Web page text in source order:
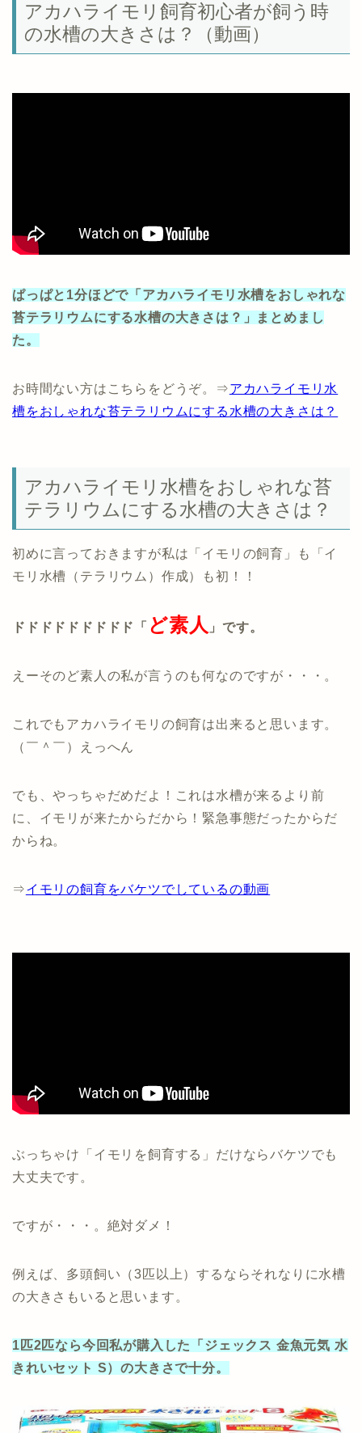
アカハライモリ飼育初心者が飼う時
の水槽の大きさは？（動画）
ぱっぱと1分ほどで「アカハライモリ水槽をおしゃれな
苔テラリウムにする水槽の大きさは？」まとめまし
た。
お時間ない方はこちらをどうぞ。⇒アカハライモリ水
槽をおしゃれな苔テラリウムにする水槽の大きさは？
アカハライモリ水槽をおしゃれな苔
テラリウムにする水槽の大きさは？
初めに言っておきますが私は「イモリの飼育」も「イ
モリ水槽（テラリウム）作成）も初！！
ドドドドドドドドド「 ど素人 」です。
えーそのど素人の私が言うのも何なのですが・・・。
これでもアカハライモリの飼育は出来ると思います。
（￣＾￣）えっへん
でも、やっちゃだめだよ！これは水槽が来るより前
に、イモリが来たからだから！緊急事態だったからだ
からね。
⇒イモリの飼育をバケツでしているの動画
ぶっちゃけ「イモリを飼育する」だけならバケツでも
大丈夫です。
ですが・・・。絶対ダメ！
例えば、多頭飼い（3匹以上）するならそれなりに水槽
の大きさもいると思います。
1匹2匹なら今回私が購入した「ジェックス 金魚元気 水
きれいセット S）の大きさで十分。